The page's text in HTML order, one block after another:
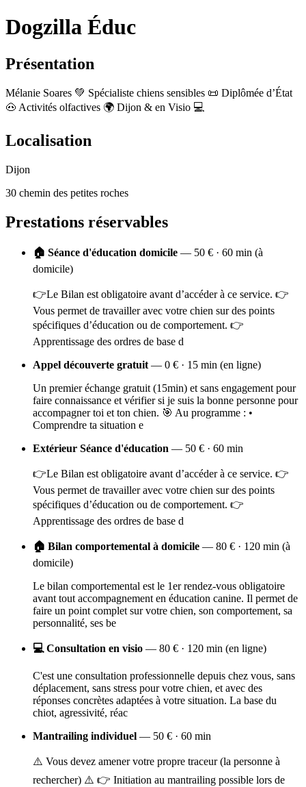
Dogzilla Éduc
Présentation
Mélanie Soares 💚 Spécialiste chiens sensibles 📜 Diplômée d’État
🐽 Activités olfactives 🌍 Dijon & en Visio 💻
Localisation
Dijon
30 chemin des petites roches
Prestations réservables
🏠 Séance d'éducation domicile — 50 € · 60 min (à
domicile)
👉Le Bilan est obligatoire avant d’accéder à ce service. 👉
Vous permet de travailler avec votre chien sur des points
spécifiques d’éducation ou de comportement. 👉
Apprentissage des ordres de base d
Appel découverte gratuit— 0 € · 15 min (en ligne)
Un premier échange gratuit (15min) et sans engagement pour
faire connaissance et vérifier si je suis la bonne personne pour
accompagner toi et ton chien. 🎯 Au programme : •
Comprendre ta situation e
Extérieur Séance d'éducation — 50 € · 60 min
👉Le Bilan est obligatoire avant d’accéder à ce service. 👉
Vous permet de travailler avec votre chien sur des points
spécifiques d’éducation ou de comportement. 👉
Apprentissage des ordres de base d
🏠 Bilan comportemental à domicile — 80 € · 120 min (à
domicile)
Le bilan comportemental est le 1er rendez-vous obligatoire
avant tout accompagnement en éducation canine. Il permet de
faire un point complet sur votre chien, son comportement, sa
personnalité, ses be
💻 Consultation en visio — 80 € · 120 min (en ligne)
C'est une consultation professionnelle depuis chez vous, sans
déplacement, sans stress pour votre chien, et avec des
réponses concrètes adaptées à votre situation. La base du
chiot, agressivité, réac
Mantrailing individuel — 50 € · 60 min
⚠️ Vous devez amener votre propre traceur (la personne à
rechercher) ⚠️ 👉 Initiation au mantrailing possible lors de